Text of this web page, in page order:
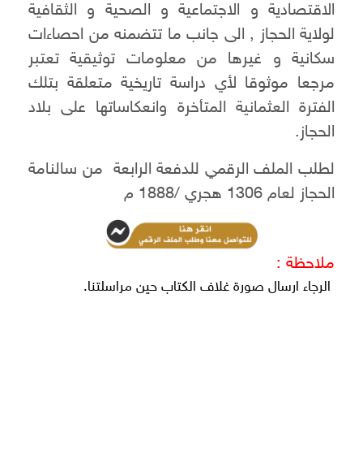
الاقتصادية و الاجتماعية و الصحية و الثقافية
لولاية الحجاز , الى جانب ما تتضمنه من احصاءات
سكانية و غيرها من معلومات توثيقية تعتبر
مرجعا موثوقا لأي دراسة تاريخية متعلقة بتلك
الفترة العثمانية المتأخرة وانعكاساتها على بلاد
الحجاز.
لطلب الملف الرقمي للدفعة الرابعة من سالنامة
الحجاز لعام 1306 هجري /1888 م
ملاحظة :
الرجاء ارسال صورة غلاف الكتاب حين مراسلتنا.